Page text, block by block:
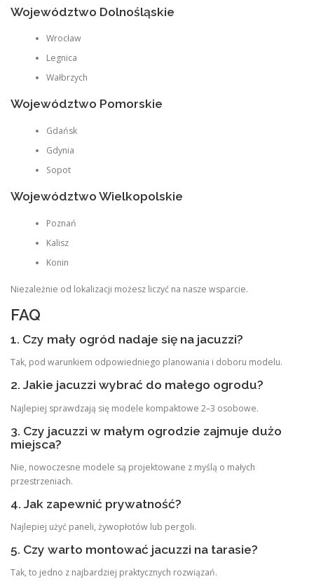
Województwo Dolnośląskie
Wrocław
Legnica
Wałbrzych
Województwo Pomorskie
Gdańsk
Gdynia
Sopot
Województwo Wielkopolskie
Poznań
Kalisz
Konin
Niezależnie od lokalizacji możesz liczyć na nasze wsparcie.
FAQ
1. Czy mały ogród nadaje się na jacuzzi?
Tak, pod warunkiem odpowiedniego planowania i doboru modelu.
2. Jakie jacuzzi wybrać do małego ogrodu?
Najlepiej sprawdzają się modele kompaktowe 2–3 osobowe.
3. Czy jacuzzi w małym ogrodzie zajmuje dużo
miejsca?
Nie, nowoczesne modele są projektowane z myślą o małych
przestrzeniach.
4. Jak zapewnić prywatność?
Najlepiej użyć paneli, żywopłotów lub pergoli.
5. Czy warto montować jacuzzi na tarasie?
Tak, to jedno z najbardziej praktycznych rozwiązań.